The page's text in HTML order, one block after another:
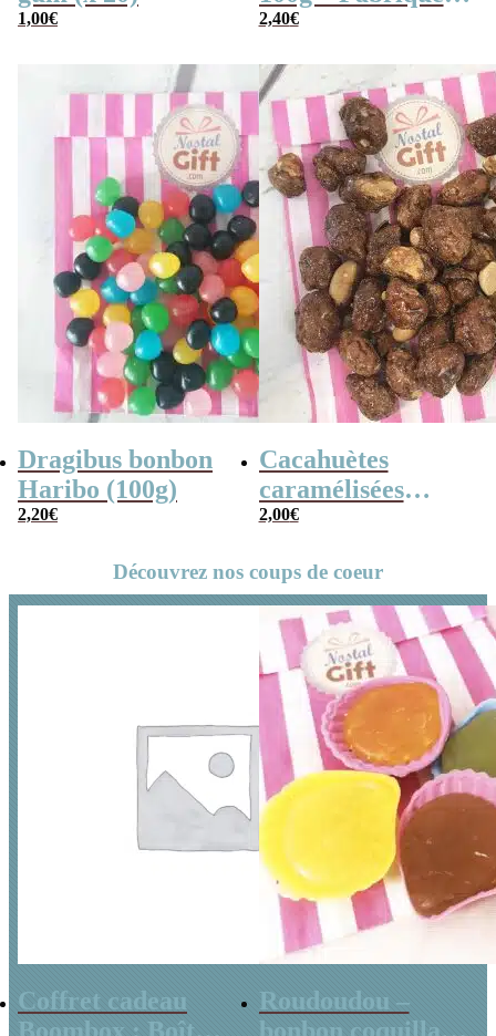
1,00€
en France
2,40€
Dragibus bonbon
Haribo (100g)
2,20€
Cacahuètes
caramélisées
(chouchou) – 100g
2,00€
Découvrez nos coups de coeur
Coffret cadeau
Roudoudou –